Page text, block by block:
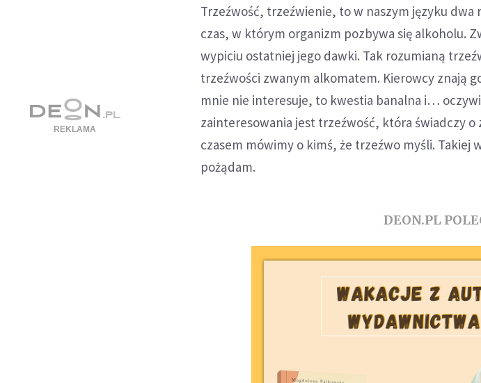
Trzeźwość, trzeźwienie, to w naszym języku dwa
czas, w którym organizm pozbywa się alkoholu.
wypiciu ostatniej jego dawki. Tak rozumianą
trzeźwości zwanym alkomatem. Kierowcy znają
mnie nie interesuje, to kwestia banalna i…
zainteresowania jest trzeźwość, która świadczy
czasem mówimy o kimś, że trzeźwo myśli. Takiej
pożądam.
DEON.PL